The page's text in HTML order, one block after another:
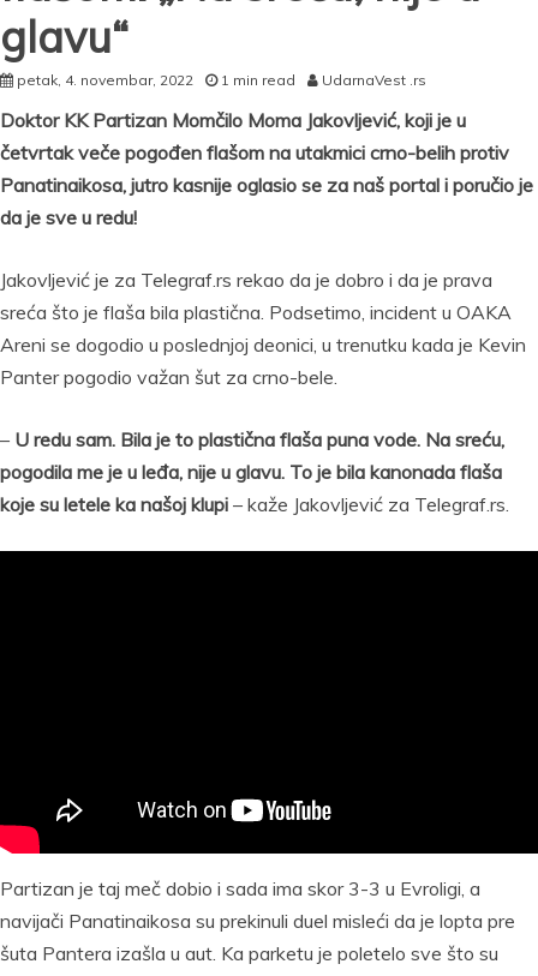
glavu“
petak, 4. novembar, 2022 1 min read UdarnaVest .rs
Doktor KK Partizan Momčilo Moma Jakovljević, koji je u
četvrtak veče pogođen flašom na utakmici crno-belih protiv
Panatinaikosa, jutro kasnije oglasio se za naš portal i poručio je
da je sve u redu!
Jakovljević je za Telegraf.rs rekao da je dobro i da je prava
sreća što je flaša bila plastična. Podsetimo, incident u OAKA
Areni se dogodio u poslednjoj deonici, u trenutku kada je Kevin
Panter pogodio važan šut za crno-bele.
– U redu sam. Bila je to plastična flaša puna vode. Na sreću,
pogodila me je u leđa, nije u glavu. To je bila kanonada flaša
koje su letele ka našoj klupi – kaže Jakovljević za Telegraf.rs.
Partizan je taj meč dobio i sada ima skor 3-3 u Evroligi, a
navijači Panatinaikosa su prekinuli duel misleći da je lopta pre
šuta Pantera izašla u aut. Ka parketu je poletelo sve što su